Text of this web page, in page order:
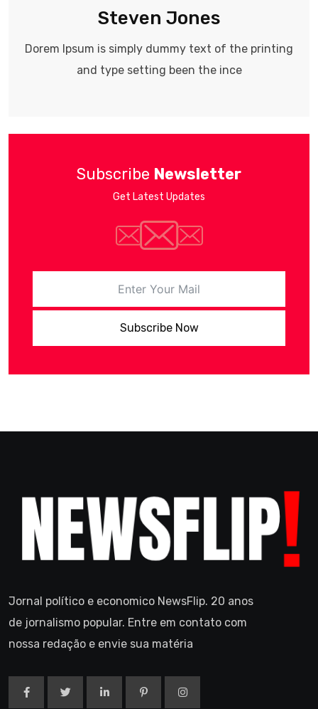
Steven Jones
Dorem Ipsum is simply dummy text of the printing
and type setting been the ince
Subscribe Newsletter
Get Latest Updates
Subscribe Now
Jornal político e economico NewsFlip. 20 anos
de jornalismo popular. Entre em contato com
nossa redação e envie sua matéria